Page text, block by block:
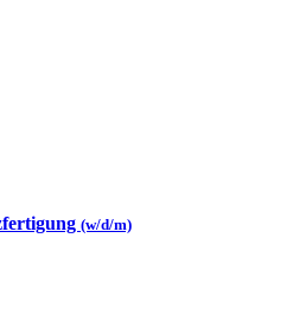
(w/d/m)